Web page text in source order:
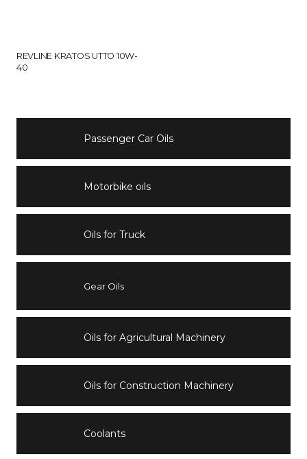
REVLINE KRATOS UTTO 10W-
40
Passenger Car Oils
Motorbike oils
Oils for Truck
Gear Oils
Oils for Agricultural Machinery
Oils for Construction Machinery
Coolants